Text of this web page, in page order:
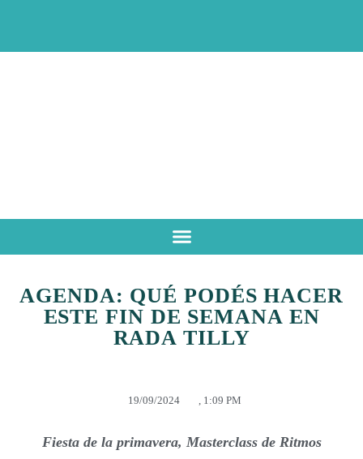
AGENDA: QUÉ PODÉS HACER
ESTE FIN DE SEMANA EN
RADA TILLY
19/09/2024 1:09 PM
Fiesta de la primavera, Masterclass de Ritmos